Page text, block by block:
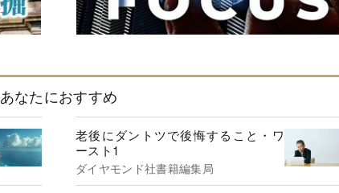
あなたにおすすめ
老後にダントツで後悔すること・ワ
ースト1
ダイヤモンド社書籍編集局